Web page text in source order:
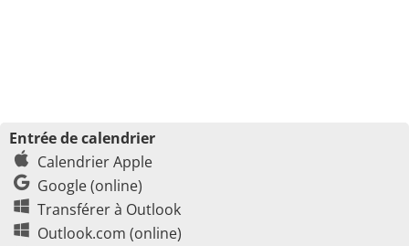
Entrée de calendrier
Calendrier Apple
Google (online)
Transférer à Outlook
Outlook.com (online)